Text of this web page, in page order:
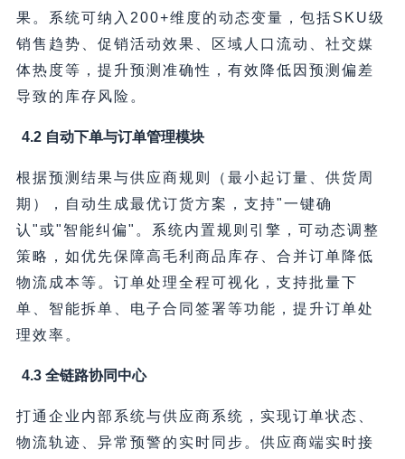
果。系统可纳入200+维度的动态变量，包括SKU级
销售趋势、促销活动效果、区域人口流动、社交媒
体热度等，提升预测准确性，有效降低因预测偏差
导致的库存风险。
4.2 自动下单与订单管理模块
根据预测结果与供应商规则（最小起订量、供货周
期），自动生成最优订货方案，支持"一键确
认"或"智能纠偏"。系统内置规则引擎，可动态调整
策略，如优先保障高毛利商品库存、合并订单降低
物流成本等。订单处理全程可视化，支持批量下
单、智能拆单、电子合同签署等功能，提升订单处
理效率。
4.3 全链路协同中心
打通企业内部系统与供应商系统，实现订单状态、
物流轨迹、异常预警的实时同步。供应商端实时接